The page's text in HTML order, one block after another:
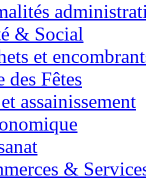
& Social
et
des Fêtes
assainissement
&